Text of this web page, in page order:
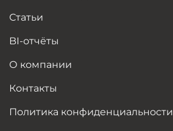
Статьи
BI-отчёты
О компании
Контакты
Политика конфиденциальности